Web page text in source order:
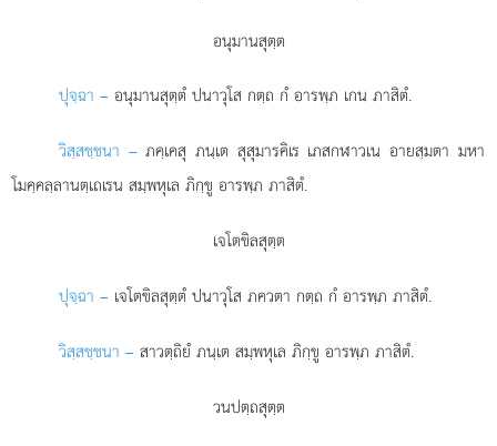
อนุมานสุตฺต
ปุจฺฉา – อนุมานสุตฺตํปนาวุโส กตฺถ กํ อารพฺภ เกน ภาสิตํ.
วิสฺสชฺชนา – ภคฺเคสุ ภนฺเต สุสุมารคิเร เภสกฬาวเน อายสฺมตา มหา
โมคฺคลฺลานตฺเถเรน สมฺพหุเล ภิกฺขู อารพฺภ ภาสิตํ.
เจโตขิลสุตฺต
ปุจฺฉา – เจโตขิลสุตฺตํปนาวุโส ภควตา กตฺถ กํ อารพฺภ ภาสิตํ.
วิสฺสชฺชนา – สาวตฺถิยํ ภนฺเต สมฺพหุเล ภิกฺขู อารพฺภ ภาสิตํ.
วนปตฺถสุตฺต